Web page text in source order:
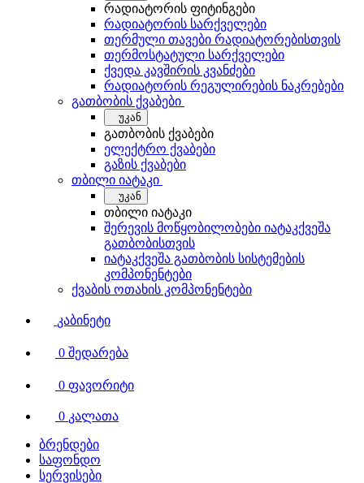
რადიატორის ფიტინგები
რადიატორის სარქველები
თერმული თავები რადიატორებისთვის
თერმოსტატული სარქველები
ქვედა კავშირის კვანძები
რადიატორის რეგულირების ნაკრებები
გათბობის ქვაბები
უკან
გათბობის ქვაბები
ელექტრო ქვაბები
გაზის ქვაბები
თბილი იატაკი
უკან
თბილი იატაკი
შერევის მოწყობილობები იატაკქვეშა
გათბობისთვის
იატაკქვეშა გათბობის სისტემების
კომპონენტები
ქვაბის ოთახის კომპონენტები
კაბინეტი
0 შედარება
0 ფავორიტი
0 კალათა
ბრენდები
საფონდო
სერვისები